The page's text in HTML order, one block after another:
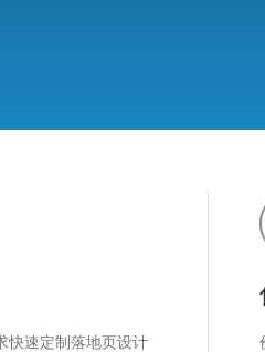
快速定制落地页设计